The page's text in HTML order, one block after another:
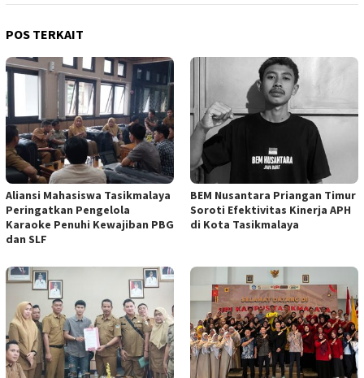
POS TERKAIT
Aliansi Mahasiswa Tasikmalaya
Peringatkan Pengelola
Karaoke Penuhi Kewajiban PBG
dan SLF
BEM Nusantara Priangan Timur
Soroti Efektivitas Kinerja APH
di Kota Tasikmalaya